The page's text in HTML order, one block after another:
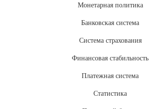
Монетарная политика
Банковская система
Система страхования
Финансовая стабильность
Платежная система
Статистика